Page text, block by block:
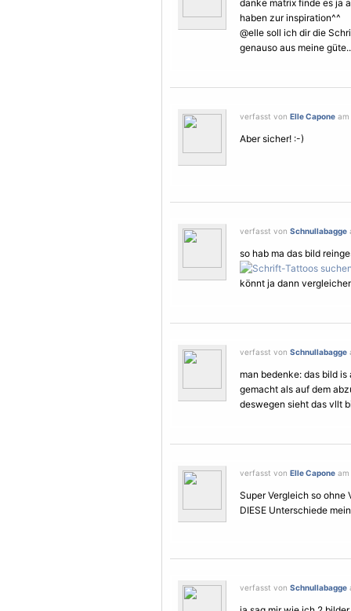
danke matrix finde es ja
haben zur inspiration^^
@elle soll ich dir die
genauso aus meine
verfasst von Elle Capone am
Aber sicher! :-)
verfasst von Schnullabagge
so hab ma das bild
könnt ja dann
verfasst von Schnullabagge
man bedenke: das bild
gemacht als auf dem
deswegen sieht das vllt
verfasst von Elle Capone am
Super Vergleich so ohne
DIESE Unterschiede
verfasst von Schnullabagge